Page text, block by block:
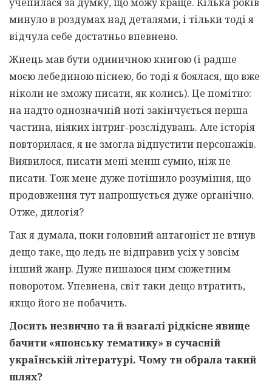
минуло в роздумах над деталями, і тільки тоді я
відчула себе достатньо впевнено.
Жнець мав бути одиничною книгою (і радше
моєю лебединою піснею, бо тоді я боялася, що вже
ніколи не зможу писати, як колись). Це помітно:
на надто однозначній ноті закінчується перша
частина, ніяких інтриг-розслідувань. Але історія
повторилася, я не змогла відпустити персонажів.
Виявилося, писати мені менш сумно, ніж не
писати. Тож мене дуже потішило розуміння, що
продовження тут напрошується дуже органічно.
Отже, дилогія?
Так я думала, поки головний антагоніст не втнув
дещо таке, що ледь не відправив усіх у зовсім
інший жанр. Дуже пишаюся цим сюжетним
поворотом. Упевнена, світ таки дещо втратить,
якщо його не побачить.
Досить незвично та й взагалі рідкісне явище
бачити «японську тематику» в сучасній
українській літературі. Чому ти обрала такий
шлях?